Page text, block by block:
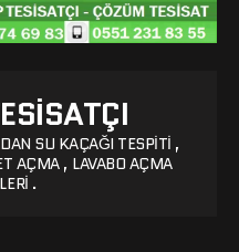
SU KAÇAĞI TESPITI ,
AÇMA , LAVABO AÇMA
.